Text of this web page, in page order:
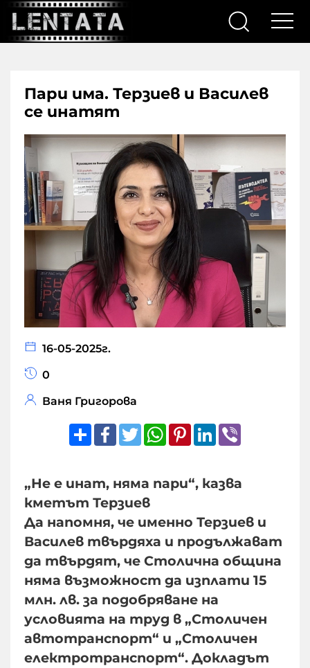
Пари има. Терзиев и Василев
се инатят
16-05-2025г.
0
Ваня Григорова
ShareFacebook
TwitterWhatsApp
Pinterest
LinkedIn
„Не е инат, няма пари“, казва
кметът Терзиев
Да напомня, че именно Терзиев и
Василев твърдяха и продължават
да твърдят, че Столична община
няма възможност да изплати 15
млн. лв. за подобряване на
условията на труд в „Столичен
автотранспорт“ и „Столичен
електротранспорт“. Докладът